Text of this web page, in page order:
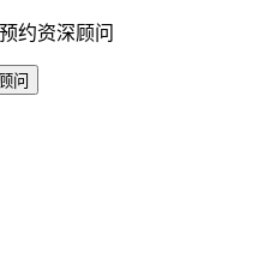
约资深顾问